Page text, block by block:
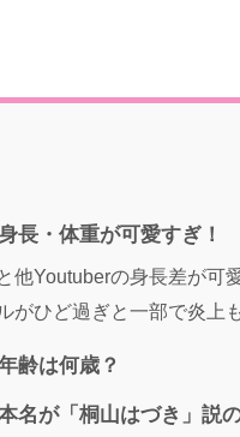
長・体重が可愛すぎ！
他Youtuberの身長差が可
がひど過ぎと一部で炎上
齢は何歳？
名が「桐山はづき」説